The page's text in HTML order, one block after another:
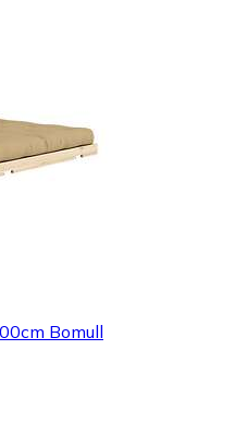
Bomull